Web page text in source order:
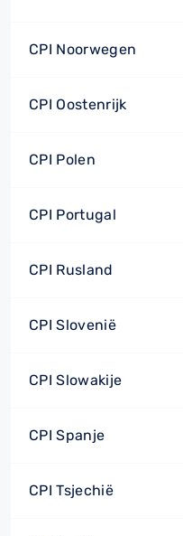
CPI Noorwegen
CPI Oostenrijk
CPI Polen
CPI Portugal
CPI Rusland
CPI Slovenië
CPI Slowakije
CPI Spanje
CPI Tsjechië